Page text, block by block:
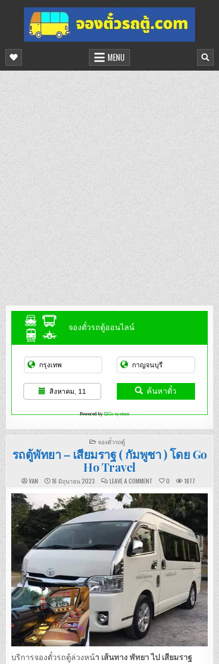
content
จองตั๋วรถตู้ออนไลน์
บริการจองตั๋วรถตู้ออนไลน์
MENU
จองตั๋วรถตู้ออนไลน์
สิงหาคม, 11 ค้นหาตั๋ว
Powered by12Go system
POSTED
IN
จองตั๋วรถตู้
รถตู้พัทยา – เสียมราฐ ( กัมพูชา ) โดย Go
Ho Travel
VAN 16 มิถุนายน 2023 LEAVE A COMMENTON
ตู้
พัทยา
–
เสีย
มราฐ
กัมพูชา
)
โดย
GO
HO
TRAVEL
0 1877
บริการจองตั๋วรถตู้ล่วงหน้า เส้นทาง พัทยา ไป เสียมราฐ